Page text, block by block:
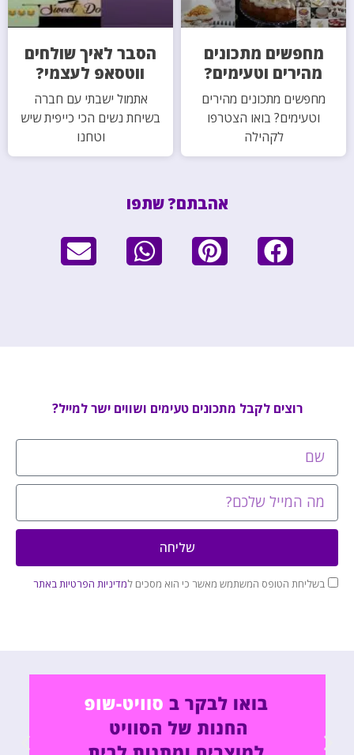
מחפשים מתכונים
מהירים וטעימים?
מחפשים מתכונים מהירים
וטעימים? בואו הצטרפו
לקהילה
הסבר לאיך שולחים
ווטסאפ לעצמי?
אתמול ישבתי עם חברה
בשיחת נשים הכי כייפית שיש
וטחנו
אהבתם? שתפו
רוצים לקבל מתכונים טעימים ושווים ישר למייל?
בשליחת הטופס המשתמש מאשר כי הוא מסכים למדיניות הפרטיות באתר
שליחה